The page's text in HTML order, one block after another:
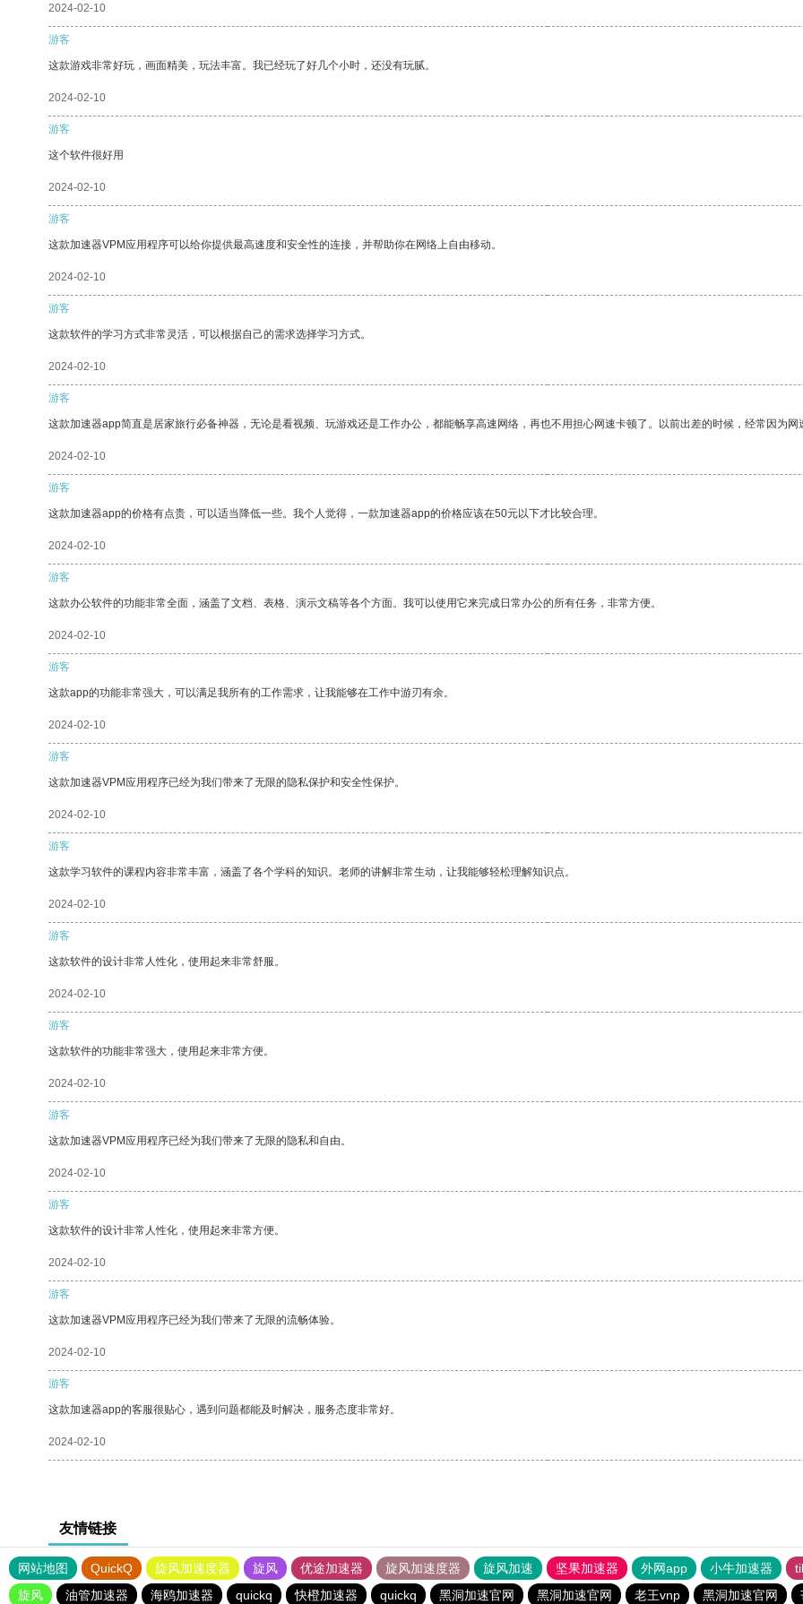
2024-02-10
游客
这款游戏非常好玩，画面精美，玩法丰富。我已经玩了好几个小时，还没有玩腻。
2024-02-10
游客
这个软件很好用
2024-02-10
游客
这款加速器VPM应用程序可以给你提供最高速度和安全性的连接，并帮助你在网络上自由移动。
2024-02-10
游客
这款软件的学习方式非常灵活，可以根据自己的需求选择学习方式。
2024-02-10
游客
这款加速器app简直是居家旅行必备神器，无论是看视频、玩游戏还是工作办公，都能畅享高速网络，再也不用担心网速卡顿了。以前出差的时候，经常因为
2024-02-10
游客
这款加速器app的价格有点贵，可以适当降低一些。我个人觉得，一款加速器app的价格应该在50元以下才比较合理。
2024-02-10
游客
这款办公软件的功能非常全面，涵盖了文档、表格、演示文稿等各个方面。我可以使用它来完成日常办公的所有任务，非常方便。
2024-02-10
游客
这款app的功能非常强大，可以满足我所有的工作需求，让我能够在工作中游刃有余。
2024-02-10
游客
这款加速器VPM应用程序已经为我们带来了无限的隐私保护和安全性保护。
2024-02-10
游客
这款学习软件的课程内容非常丰富，涵盖了各个学科的知识。老师的讲解非常生动，让我能够轻松理解知识点。
2024-02-10
游客
这款软件的设计非常人性化，使用起来非常舒服。
2024-02-10
游客
这款软件的功能非常强大，使用起来非常方便。
2024-02-10
游客
这款加速器VPM应用程序已经为我们带来了无限的隐私和自由。
2024-02-10
游客
这款软件的设计非常人性化，使用起来非常方便。
2024-02-10
游客
这款加速器VPM应用程序已经为我们带来了无限的流畅体验。
2024-02-10
游客
这款加速器app的客服很贴心，遇到问题都能及时解决，服务态度非常好。
2024-02-10
友情链接
网站地图 QuickQ 旋风加速度器 旋风 优途加速器 旋风加速度器 旋风加速 坚果加速器 外网app 小牛加速器
旋风
油管加速器 海鸥加速器 quickq 快橙加速器 quickq 黑洞加速官网 黑洞加速官网 老王vnp 黑洞加速官网